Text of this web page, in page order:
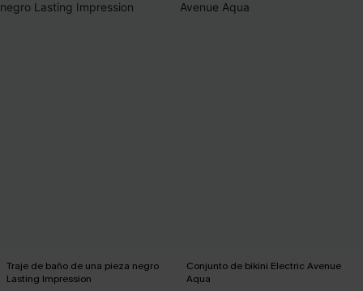
Traje de baño de una pieza negro
Lasting Impression
Conjunto de bikini Electric Avenue
Aqua